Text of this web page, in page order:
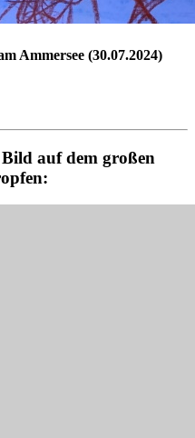
Ammersee (30.07.2024)
auf dem großen